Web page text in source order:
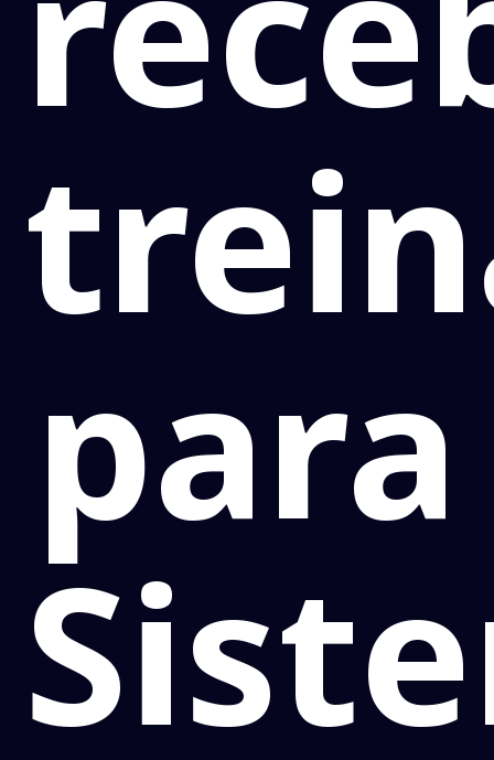
para